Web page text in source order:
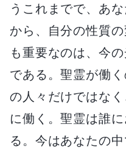
うこれまでで、あ
から、自分の性質
も重要なのは、今
である。聖霊が働
の人々だけではな
に働く。聖霊は誰
る。今はあなたの